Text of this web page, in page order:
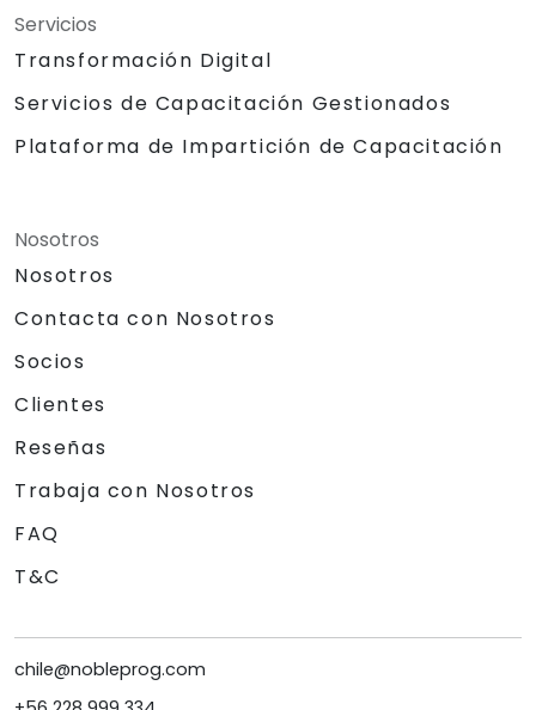
Servicios
Transformación Digital
Servicios de Capacitación Gestionados
Plataforma de Impartición de Capacitación
Nosotros
Nosotros
Contacta con Nosotros
Socios
Clientes
Reseñas
Trabaja con Nosotros
FAQ
T&C
chile@nobleprog.com